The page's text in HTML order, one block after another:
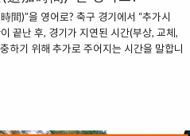
間)”을 영어로? 축구 경기에서 “추가시
끝난 후, 경기가 지연된 시간(부상, 교체,
하기 위해 추가로 주어지는 시간을 말합니
용어는 다음과 같습니다. 1. Injury